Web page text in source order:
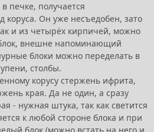
печке, получается
коруса. Он уже несъедобен, зато
и из четырёх кирпичей, можно
внешне напоминающий
блоки можно переделать в
столбы.
корусу стержень ифрита,
края. Да не один, а сразу
- нужная штука, так как светится
к любой стороне блока и при